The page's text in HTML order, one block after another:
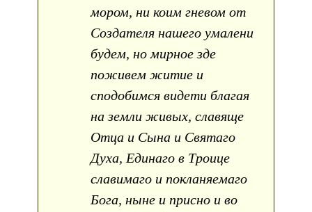
мором, ни коим гневом от
Создателя нашего умалени
будем, но мирное зде
поживем житие и
сподобимся видети благая
на земли живых, славяще
Отца и Сына и Святаго
Духа, Единаго в Троице
славимаго и покланяемаго
Бога, ныне и присно и во